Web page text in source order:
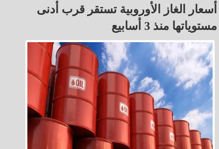
أسعار الغاز الأوروبية تستقر قرب أدنى
مستوياتها منذ 3 أسابيع